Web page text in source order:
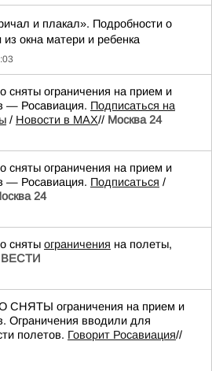
и плакал». Подробности о
из окна матери и ребенка
сняты ограничения на прием и
— Росавиация. Подписаться на
/ Новости в MAX// Москва 24
сняты ограничения на прием и
— Росавиация. Подписаться /
24
сняты ограничения на полеты,
ВЕСТИ
ограничения на прием и
Ограничения вводили для
полетов. Говорит Росавиация//